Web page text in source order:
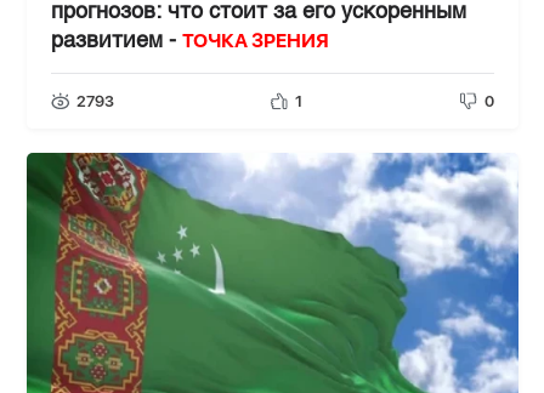
прогнозов: что стоит за его ускоренным
развитием - ТОЧКА ЗРЕНИЯ
2793 1 0